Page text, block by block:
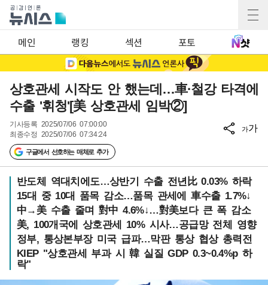
메인 랭킹 섹션 포토
상호관세 시작도 안 했는데…車·철강 타격에
수출 '휘청'[美 상호관세 임박②]
기사등록 2025/07/06 07:00:00
최종수정 2025/07/06 07:34:24
구글에서 선호하는 매체로 추가
가가
반도체 역대치에도…상반기 수출 전년比 0.03% 하락
15대 중 10대 품목 감소…품목 관세에 車수출 1.7%↓
中→美 수출 줄며 對中 4.6%↓…對美보다 큰 폭 감소
美, 100개국에 상호관세 10% 시사…공급망 전체 영향
정부, 통상본부장 미국 급파…막판 통상 협상 총력전
KIEP "상호관세 부과 시 韓 실질 GDP 0.3~0.4%p 하
락"